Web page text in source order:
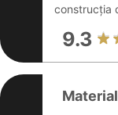
construcția
9.3